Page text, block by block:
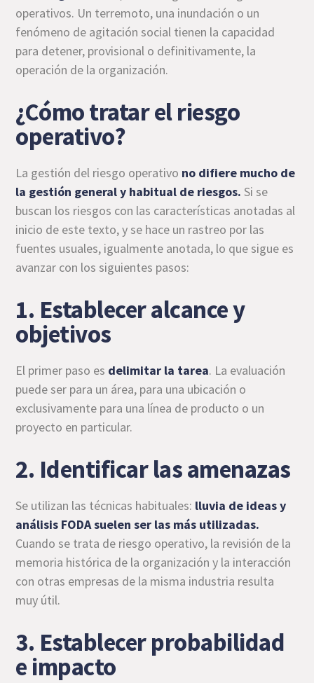
operativos. Un terremoto, una inundación o un
fenómeno de agitación social tienen la capacidad
para detener, provisional o definitivamente, la
operación de la organización.
¿Cómo tratar el riesgo
operativo?
La gestión del riesgo operativo no difiere mucho de
la gestión general y habitual de riesgos. Si se
buscan los riesgos con las características anotadas al
inicio de este texto, y se hace un rastreo por las
fuentes usuales, igualmente anotada, lo que sigue es
avanzar con los siguientes pasos:
1. Establecer alcance y
objetivos
El primer paso es delimitar la tarea. La evaluación
puede ser para un área, para una ubicación o
exclusivamente para una línea de producto o un
proyecto en particular.
2. Identificar las amenazas
Se utilizan las técnicas habituales: lluvia de ideas y
análisis FODAsuelen ser las más utilizadas.
Cuando se trata de riesgo operativo, la revisión de la
memoria histórica de la organización y la interacción
con otras empresas de la misma industria resulta
muy útil.
3. Establecer probabilidad
e impacto